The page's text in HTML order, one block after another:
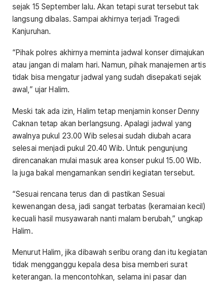
sejak 15 September lalu. Akan tetapi surat tersebut tak
langsung dibalas. Sampai akhirnya terjadi Tragedi
Kanjuruhan.
“Pihak polres akhirnya meminta jadwal konser dimajukan
atau jangan di malam hari. Namun, pihak manajemen artis
tidak bisa mengatur jadwal yang sudah disepakati sejak
awal,” ujar Halim.
Meski tak ada izin, Halim tetap menjamin konser Denny
Caknan tetap akan berlangsung. Apalagi jadwal yang
awalnya pukul 23.00 Wib selesai sudah diubah acara
selesai menjadi pukul 20.40 Wib. Untuk pengunjung
direncanakan mulai masuk area konser pukul 15.00 Wib.
Ia juga bakal mengamankan sendiri kegiatan tersebut.
“Sesuai rencana terus dan di pastikan Sesuai
kewenangan desa, jadi sangat terbatas (keramaian kecil)
kecuali hasil musyawarah nanti malam berubah,” ungkap
Halim.
Menurut Halim, jika dibawah seribu orang dan itu kegiatan
tidak mengganggu kepala desa bisa memberi surat
keterangan. Ia mencontohkan, selama ini pasar dan